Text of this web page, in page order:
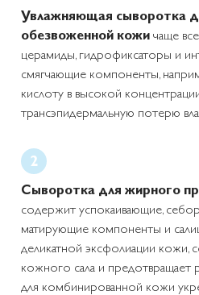
Увлажняющая сыворотка
обезвоженной кожи чаще
церамиды, гидрофиксаторы и
смягчающие компоненты,
кислоту в высокой
трансэпидермальную потерю
Сыворотка для жирного
содержит успокаивающие,
матирующие компоненты и
деликатной эксфолиации кожи,
кожного сала и предотвращает
для комбинированной кожи